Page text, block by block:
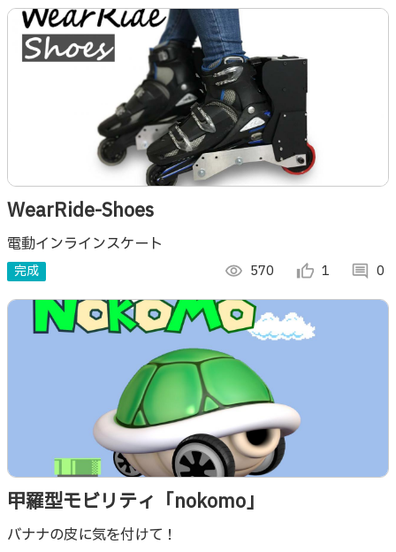
WearRide-Shoes
電動インラインスケート
完成 visibility 570 thumb_up_alt 1 comment 0
甲羅型モビリティ「nokomo」
バナナの皮に気を付けて！